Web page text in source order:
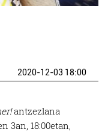
2020-12-03 18:00
antzezlana
3an, 18:00etan,